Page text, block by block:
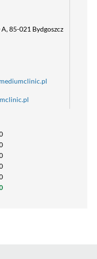
85-021 Bydgoszcz‎